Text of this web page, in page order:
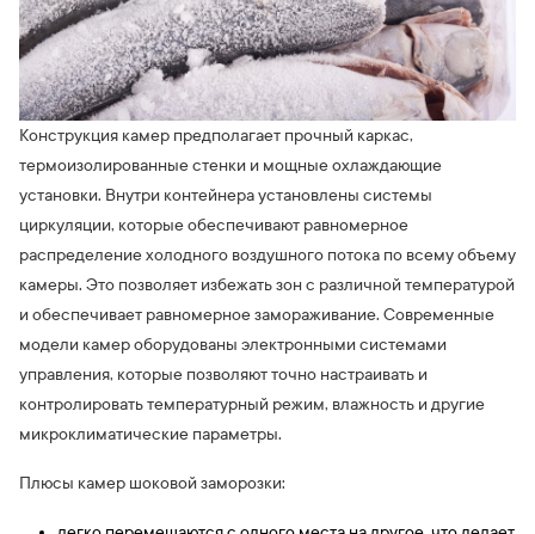
Конструкция камер предполагает прочный каркас,
термоизолированные стенки и мощные охлаждающие
установки. Внутри контейнера установлены системы
циркуляции, которые обеспечивают равномерное
распределение холодного воздушного потока по всему объему
камеры. Это позволяет избежать зон с различной температурой
и обеспечивает равномерное замораживание. Современные
модели камер оборудованы электронными системами
управления, которые позволяют точно настраивать и
контролировать температурный режим, влажность и другие
микроклиматические параметры.
Плюсы камер шоковой заморозки: